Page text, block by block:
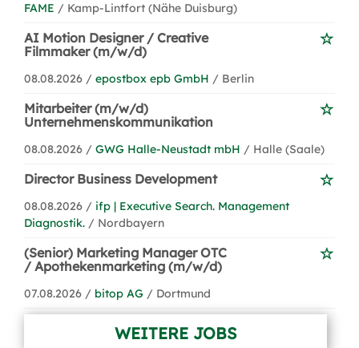
FAME / Kamp-Lintfort (Nähe Duisburg)
AI Motion Designer / Creative
Filmmaker (m/w/d)
08.08.2026 / epostbox epb GmbH / Berlin
Mitarbeiter (m/w/d)
Unternehmenskommunikation
08.08.2026 / GWG Halle-Neustadt mbH / Halle (Saale)
Director Business Development
08.08.2026 / ifp | Executive Search. Management
Diagnostik. / Nordbayern
(Senior) Marketing Manager OTC
/ Apothekenmarketing (m/w/d)
07.08.2026 / bitop AG / Dortmund
WEITERE JOBS